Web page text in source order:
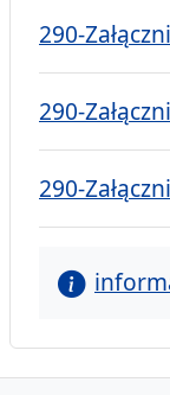
290-
290-
290-